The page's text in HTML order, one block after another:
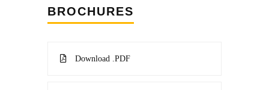
BROCHURES
Download .PDF